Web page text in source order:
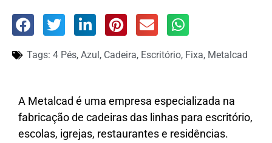
Tags: 4 Pés, Azul , Cadeira, Escritório, Fixa, Metalcad
A Metalcad é uma empresa especializada na
fabricação de cadeiras das linhas para escritório,
escolas, igrejas, restaurantes e residências.